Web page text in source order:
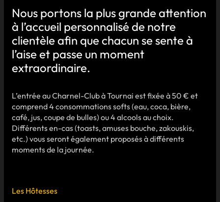
Nous portons la plus grande attention
à l’accueil personnalisé de notre
clientèle afin que chacun se sente à
l’aise et passe un moment
extraordinaire.
L’entrée au Charnel-Club à Tournai est fixée à 50 € et
comprend 4 consommations softs (eau, coca, bière,
café, jus, coupe de bulles) ou 4 alcools au choix.
Différents en-cas (toasts, amuses bouche, zakouskis,
etc.) vous seront également proposés à différents
moments de la journée.
Les Hôtesses